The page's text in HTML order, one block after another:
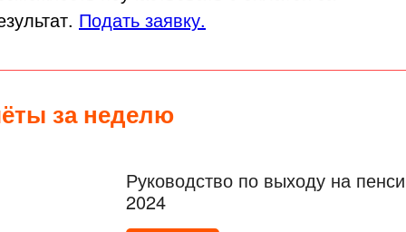
Подать заявку.
за неделю
Руководство по выходу на
2024